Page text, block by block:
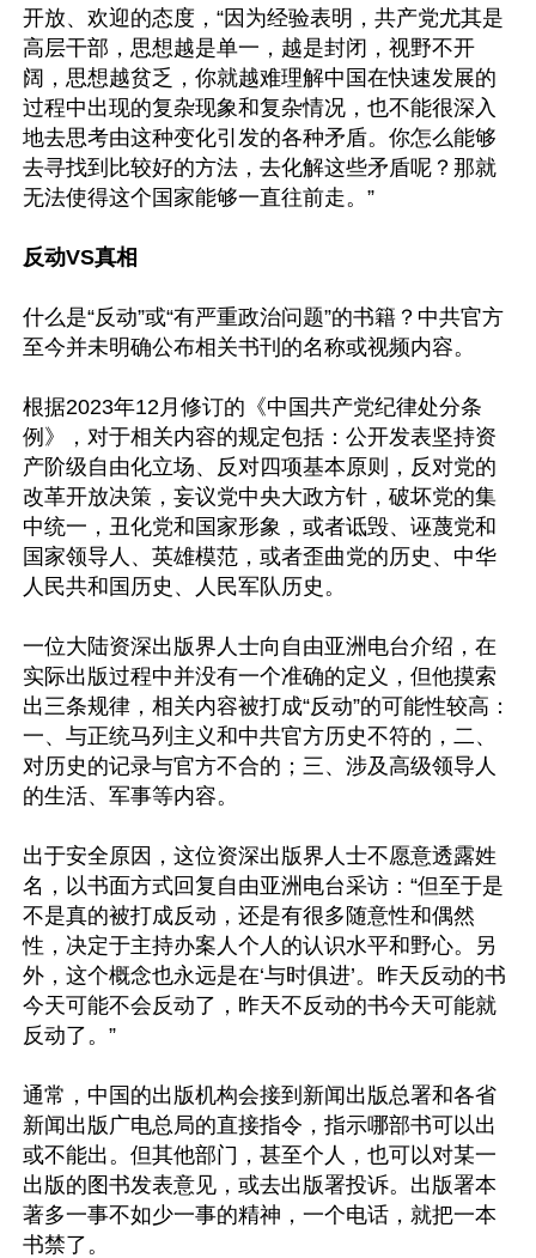
开放、欢迎的态度，“因为经验表明，共产党尤其是
高层干部，思想越是单一，越是封闭，视野不开
阔，思想越贫乏，你就越难理解中国在快速发展的
过程中出现的复杂现象和复杂情况，也不能很深入
地去思考由这种变化引发的各种矛盾。你怎么能够
去寻找到比较好的方法，去化解这些矛盾呢？那就
无法使得这个国家能够一直往前走。”
反动VS真相
什么是“反动”或“有严重政治问题”的书籍？中共官方
至今并未明确公布相关书刊的名称或视频内容。
根据2023年12月修订的《中国共产党纪律处分条
例》，对于相关内容的规定包括：公开发表坚持资
产阶级自由化立场、反对四项基本原则，反对党的
改革开放决策，妄议党中央大政方针，破坏党的集
中统一，丑化党和国家形象，或者诋毁、诬蔑党和
国家领导人、英雄模范，或者歪曲党的历史、中华
人民共和国历史、人民军队历史。
一位大陆资深出版界人士向自由亚洲电台介绍，在
实际出版过程中并没有一个准确的定义，但他摸索
出三条规律，相关内容被打成“反动”的可能性较高：
一、与正统马列主义和中共官方历史不符的，二、
对历史的记录与官方不合的；三、涉及高级领导人
的生活、军事等内容。
出于安全原因，这位资深出版界人士不愿意透露姓
名，以书面方式回复自由亚洲电台采访：“但至于是
不是真的被打成反动，还是有很多随意性和偶然
性，决定于主持办案人个人的认识水平和野心。另
外，这个概念也永远是在‘与时俱进’。昨天反动的书
今天可能不会反动了，昨天不反动的书今天可能就
反动了。”
通常，中国的出版机构会接到新闻出版总署和各省
新闻出版广电总局的直接指令，指示哪部书可以出
或不能出。但其他部门，甚至个人，也可以对某一
出版的图书发表意见，或去出版署投诉。出版署本
著多一事不如少一事的精神，一个电话，就把一本
书禁了。